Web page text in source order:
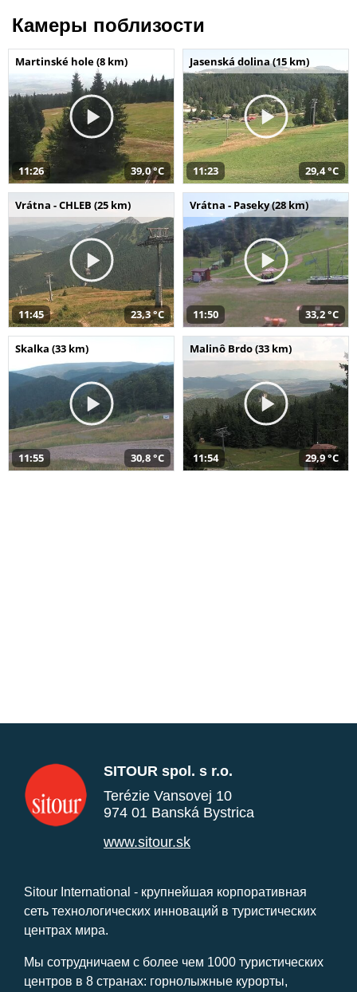
Камеры поблизости
Martinské hole (8 km)
11:26 39,0 °C
Jasenská dolina (15 km)
11:23 29,4 °C
Vrátna - CHLEB (25 km)
11:45 23,3 °C
Vrátna - Paseky (28 km)
11:50 33,2 °C
Skalka (33 km)
11:55 30,8 °C
Malinô Brdo (33 km)
11:54 29,9 °C
SITOUR spol. s r.o.
Terézie Vansovej 10
974 01 Banská Bystrica
www.sitour.sk
Sitour International - крупнейшая корпоративная
сеть технологических инноваций в туристических
центрах мира.
Мы сотрудничаем с более чем 1000 туристических
центров в 8 странах: горнолыжные курорты,